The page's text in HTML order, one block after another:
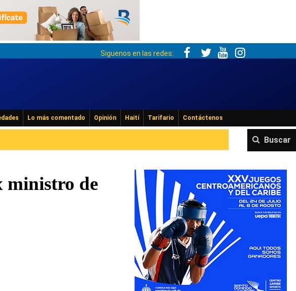
Siguenos en las redes:
Lo más comentado Opinión Haití Tarifario Contáctenos
Buscar
ministro de